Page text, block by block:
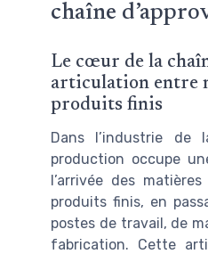
chaîne
Le cœur de la
articulation entre
produits finis
Dans l’industrie
production occupe
l’arrivée des
produits finis, en
postes de travail, de
fabrication. Cette